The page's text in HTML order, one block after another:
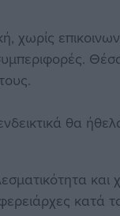
θα
κατά